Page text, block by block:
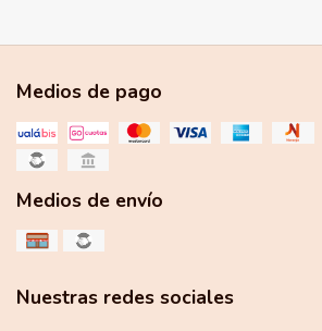
Medios de pago
Medios de envío
Nuestras redes sociales